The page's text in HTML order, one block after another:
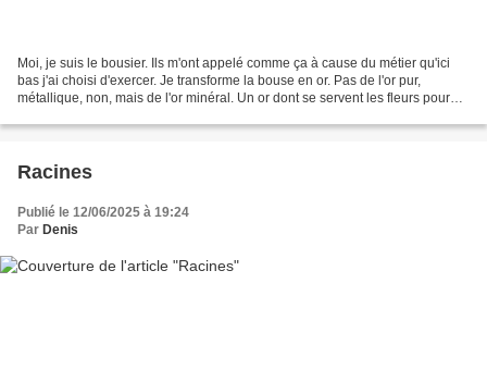
Moi, je suis le bousier. Ils m'ont appelé comme ça à cause du métier qu'ici
bas j'ai choisi d'exercer. Je transforme la bouse en or. Pas de l'or pur,
métallique, non, mais de l'or minéral. Un or dont se servent les fleurs pour
Racines
Publié le 12/06/2025 à 19:24
Par Denis